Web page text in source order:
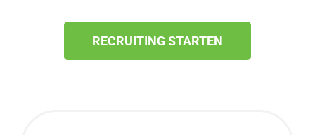
RECRUITING STARTEN